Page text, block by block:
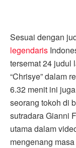
Sesuai dengan
legendaris
tersemat 24 judul
“Chrisye” dalam
6.32 menit ini
seorang tokoh di
sutradara Gianni
utama dalam
mengenang